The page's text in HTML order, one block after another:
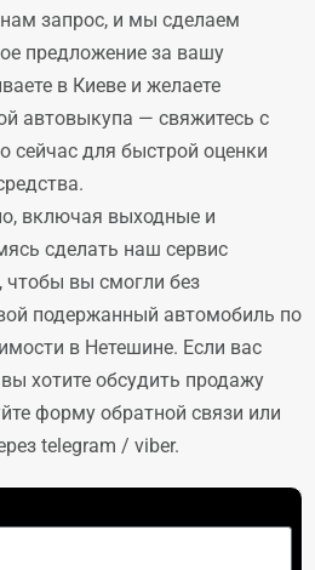
запрос, и мы сделаем
предложение за вашу
в Киеве и желаете
автовыкупа — свяжитесь с
сейчас для быстрой оценки
включая выходные и
сделать наш сервис
вы смогли без
подержанный автомобиль по
в Нетешине. Если вас
хотите обсудить продажу
форму обратной связи или
telegram / viber.